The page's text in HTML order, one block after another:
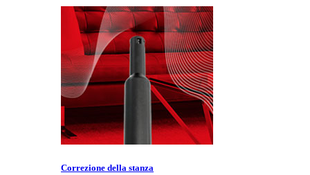
Correzione della stanza